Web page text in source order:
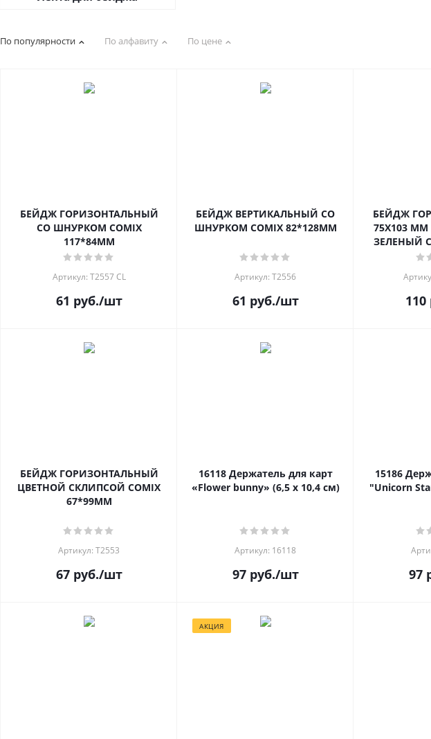
По популярности По алфавиту По цене
БЕЙДЖ ГОРИЗОНТАЛЬНЫЙ
СО ШНУРКОМ COMIX
117*84ММ
Артикул: T2557 CL
61 руб./шт
БЕЙДЖ ВЕРТИКАЛЬНЫЙ СО
ШНУРКОМ COMIX 82*128ММ
Артикул: Т2556
61 руб./шт
БЕЙДЖ
75Х103
ЗЕЛЕНЫЙ
110
БЕЙДЖ ГОРИЗОНТАЛЬНЫЙ
ЦВЕТНОЙ СКЛИПСОЙ COMIX
67*99ММ
Артикул: Т2553
67руб./шт
16118 Держатель для карт
«Flower bunny» (6,5 х 10,4 см)
Артикул: 16118
97руб./шт
15186
"Unicorn
97
АКЦИЯ